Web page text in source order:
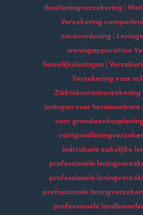
Bootleningverzekering |
Verzekering
caravanlening |
woningapparatuur
huwelijksleningen |
Verzekering voor
Ziektekostenverzekering
leningen voor hernieuwbare
voor
individuele zakelijke
professionele
professionele
professionele
professionele